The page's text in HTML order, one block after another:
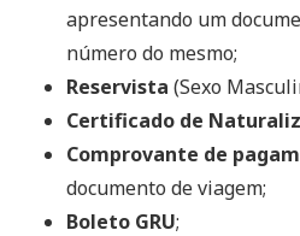
apresentando um
número do mesmo;
Reservista (Sexo
Certificado de
Comprovante de
documento de viagem;
Boleto GRU;